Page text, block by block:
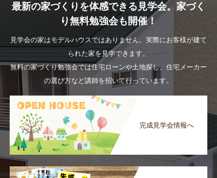
最新の家づくりを体感できる見学会。家づく
り無料勉強会も開催！
見学会の家はモデルハウスではありません。実際にお客様が建て
られた家を見学できます。
無料の家づくり勉強会では住宅ローンや土地探し、住宅メーカー
の選び方など講師を招いて行っています。
完成見学会情報へ